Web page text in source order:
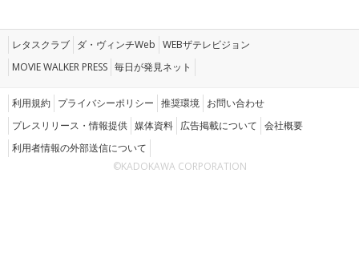
レタスクラブ ダ・ヴィンチWeb WEBザテレビジョン
MOVIE WALKER PRESS 毎日が発見ネット
利用規約 プライバシーポリシー 推奨環境 お問い合わせ
プレスリリース・情報提供 媒体資料 広告掲載について 会社概要
利用者情報の外部送信について
©KADOKAWA CORPORATION